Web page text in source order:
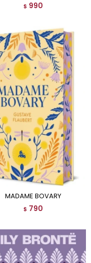
$ 990
MADAME BOVARY
$ 790